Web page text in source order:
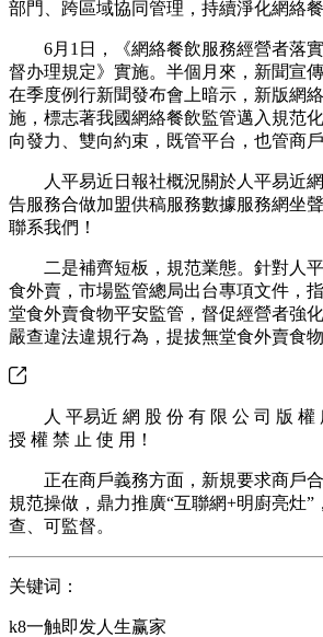
部門、跨區域協同管理，持續淨化網絡餐
6月1日，《網絡餐飲服務經營者落實
督办理規定》實施。半個月來，新聞宣
在季度例行新聞發布會上暗示，新版網
施，標志著我國網絡餐飲監管邁入規范
向發力、雙向約束，既管平台，也管商戶
人平易近日報社概況關於人平易近網
告服務合做加盟供稿服務數據服務網坐
聯系我們！
二是補齊短板，規范業態。針對人平
食外賣，市場監管總局出台專項文件，
堂食外賣食物平安監管，督促經營者強
嚴查違法違規行為，提拔無堂食外賣食
人 平易近 網 股 份 有 限 公 司 版 權
授 權 禁 止 使 用！
正在商戶義務方面，新規要求商戶合
規范操做，鼎力推廣“互聯網+明廚亮灶”
查、可監督。
关键词：
k8一触即发人生赢家